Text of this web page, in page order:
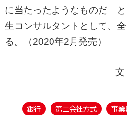
に当たったようなものだ」
生コンサルタントとして、
る。（2020年2月発売）
文
銀行 第二会社方式 事業